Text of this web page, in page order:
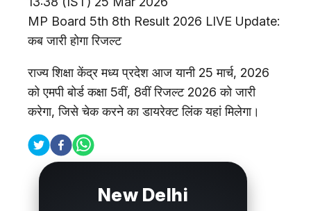
MP Board 5th 8th Result 2026 LIVE Update:
कब जारी होगा रिजल्ट
राज्य शिक्षा केंद्र मध्य प्रदेश आज यानी 25 मार्च, 2026
को एमपी बोर्ड कक्षा 5वीं, 8वीं रिजल्ट 2026 को जारी
करेगा, जिसे चेक करने का डायरेक्ट लिंक यहां मिलेगा।
New Delhi